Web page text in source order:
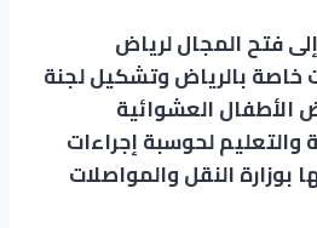
فتح المجال لرياض
خاصة بالرياض وتشكيل لجنة
العشوائية
والتعليم لحوسبة إجراءات
بوزارة النقل والمواصلات